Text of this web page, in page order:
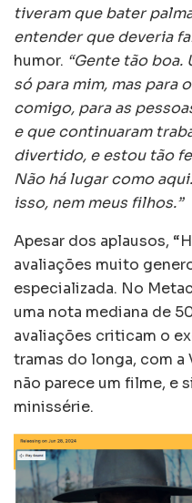
tiveram que bater
entender que deveria
humor. “Gente tão boa.
só para mim, mas para
comigo, para as
e que continuaram
divertido, e estou tão
Não há lugar como
isso, nem meus filhos.”
Apesar dos aplausos,
avaliações muito
especializada. No
uma nota mediana de
avaliações criticam o
tramas do longa, com
não parece um filme, e
minissérie.